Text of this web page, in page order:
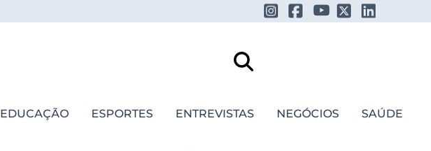
EDUCAÇÃO ESPORTES ENTREVISTAS NEGÓCIOS SAÚDE